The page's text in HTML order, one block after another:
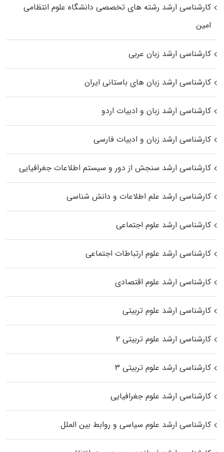
کارشناسی ارشد رﺷﺘﻪ ﻫﺎی تخصصی داﻧﺸﮕﺎه ﻋﻠﻮم انتظامی
اﻣﻴﻦ
کارشناسی ارشد زبان عربی
کارشناسی ارشد زبان‌ های باستانی ایران
کارشناسی ارشد زبان و ادبیات اردو
کارشناسی ارشد زبان و ادبیات فارسی
کارشناسی ارشد سنجش از دور و سیستم اطلاعات جغرافیایی
کارشناسی ارشد علم اطلاعات و دانش شناسی
کارشناسی ارشد علوم اجتماعی
کارشناسی ارشد علوم ارتباطات اجتماعی
کارشناسی ارشد علوم اقتصادی
کارشناسی ارشد علوم تربیتی
کارشناسی ارشد علوم تربیتی ۲
کارشناسی ارشد علوم تربیتی ۳
کارشناسی ارشد علوم جغرافیایی
کارشناسی ارشد علوم سیاسی و روابط بین الملل